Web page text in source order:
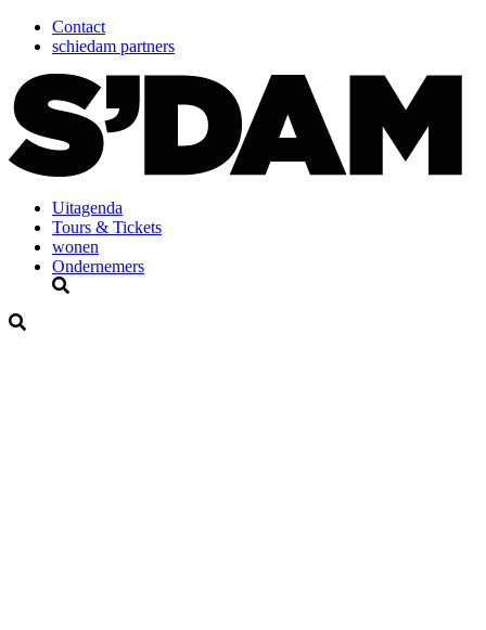
Contact
schiedam partners
Uitagenda
Tours & Tickets
wonen
Ondernemers